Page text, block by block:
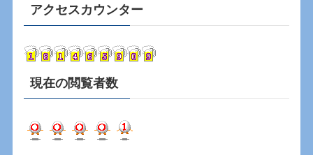
カ
イ
アクセスカウンター
現在の閲覧者数